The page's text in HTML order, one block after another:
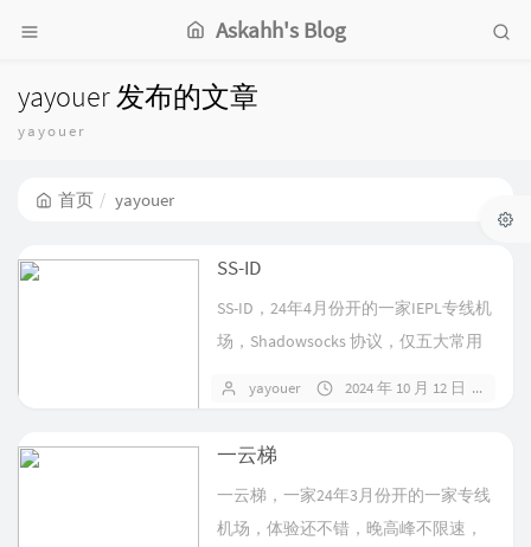
Askahh's Blog
yayouer 发布的文章
yayouer
首页 yayouer
SS-ID
SS-ID，24年4月份开的一家IEPL专线机
场，Shadowsocks 协议，仅五大常用
yayouer 2024 年 10 月 12 日
一云梯
一云梯，一家24年3月份开的一家专线
机场，体验还不错，晚高峰不限速，